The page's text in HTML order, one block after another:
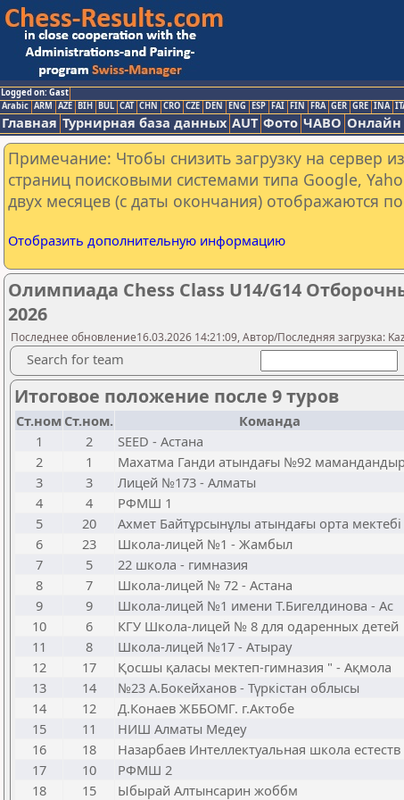
Logged on: Gast
Arabic ARM AZE BIH BUL CAT CHN CRO CZE DEN ENG ESP FAI FIN FRA GER GRE INA
Главная Турнирная база данных AUT Фото ЧАВО Онлайн
Примечание: Чтобы снизить загрузку на сервер
страниц поисковыми системами типа Google,
двух месяцев (с даты окончания) отображаются
Отобразить дополнительную информацию
Олимпиада Chess Class U14/G14
2026
Последнее обновление16.03.2026 14:21:09, Автор/Последняя загрузка:
Search for team
Итоговое положение после 9 туров
Ст.ном Ст.ном. Команда
1
2 SEED - Астана
2
1 Махатма Ганди атындағы №92
3
3 Лицей №173 - Алматы
4
4 РФМШ 1
5
20 Ахмет Байтұрсынұлы атындағы орта мектебі
6
23 Школа-лицей №1 - Жамбыл
7
5 22 школа - гимназия
8
7 Школа-лицей № 72 - Астана
9
9 Школа-лицей №1 имени Т.Бигелдинова - Ас
10
6 КГУ Школа-лицей № 8 для одаренных детей
11
8 Школа-лицей №17 - Атырау
12
17 Қосшы қаласы мектеп-гимназия " - Ақмола
13
14 №23 А.Бокейханов - Түркістан облысы
14
12 Д.Конаев ЖББОМГ. г.Актобе
15
11 НИШ Алматы Медеу
16
18 Назарбаев Интеллектуальная школа естеств
17
10 РФМШ 2
18
15 Ыбырай Алтынсарин жоббм